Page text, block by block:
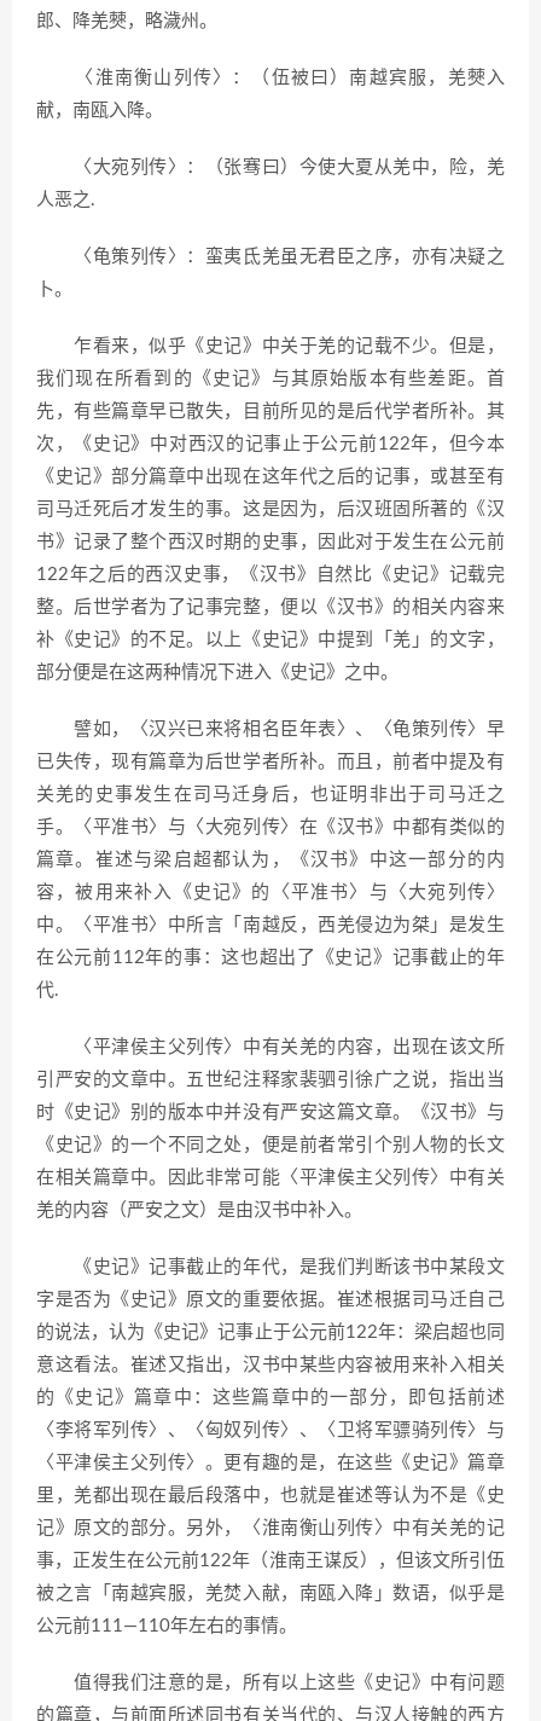
郎、降羌僰，略濊州。
〈淮南衡山列传〉：（伍被曰）南越宾服，羌僰入
献，南瓯入降。
〈大宛列传〉：（张骞曰）今使大夏从羌中，险，羌
人恶之.
〈龟策列传〉：蛮夷氐羌虽无君臣之序，亦有决疑之
卜。
乍看来，似乎《史记》中关于羌的记载不少。但是，
我们现在所看到的《史记》与其原始版本有些差距。首
先，有些篇章早已散失，目前所见的是后代学者所补。其
次，《史记》中对西汉的记事止于公元前122年，但今本
《史记》部分篇章中出现在这年代之后的记事，或甚至有
司马迁死后才发生的事。这是因为，后汉班固所著的《汉
书》记录了整个西汉时期的史事，因此对于发生在公元前
122年之后的西汉史事，《汉书》自然比《史记》记载完
整。后世学者为了记事完整，便以《汉书》的相关内容来
补《史记》的不足。以上《史记》中提到「羌」的文字，
部分便是在这两种情况下进入《史记》之中。
譬如，〈汉兴已来将相名臣年表〉、〈龟策列传〉早
已失传，现有篇章为后世学者所补。而且，前者中提及有
关羌的史事发生在司马迁身后，也证明非出于司马迁之
手。〈平准书〉与〈大宛列传〉在《汉书》中都有类似的
篇章。崔述与梁启超都认为，《汉书》中这一部分的内
容，被用来补入《史记》的〈平准书〉与〈大宛列传〉
中。〈平准书〉中所言「南越反，西羌侵边为桀」是发生
在公元前112年的事：这也超出了《史记》记事截止的年
代.
〈平津侯主父列传〉中有关羌的内容，出现在该文所
引严安的文章中。五世纪注释家裴驷引徐广之说，指出当
时《史记》别的版本中并没有严安这篇文章。《汉书》与
《史记》的一个不同之处，便是前者常引个别人物的长文
在相关篇章中。因此非常可能〈平津侯主父列传〉中有关
羌的内容（严安之文）是由汉书中补入。
《史记》记事截止的年代，是我们判断该书中某段文
字是否为《史记》原文的重要依据。崔述根据司马迁自己
的说法，认为《史记》记事止于公元前122年：梁启超也同
意这看法。崔述又指出，汉书中某些内容被用来补入相关
的《史记》篇章中：这些篇章中的一部分，即包括前述
〈李将军列传〉、〈匈奴列传〉、〈卫将军骠骑列传〉与
〈平津侯主父列传〉。更有趣的是，在这些《史记》篇章
里，羌都出现在最后段落中，也就是崔述等认为不是《史
记》原文的部分。另外，〈淮南衡山列传〉中有关羌的记
事，正发生在公元前122年（淮南王谋反），但该文所引伍
被之言「南越宾服，羌焚入献，南瓯入降」数语，似乎是
公元前111—110年左右的事情。
值得我们注意的是，所有以上这些《史记》中有问题
的篇章，与前面所述同书有关当代的、与汉人接触的西方